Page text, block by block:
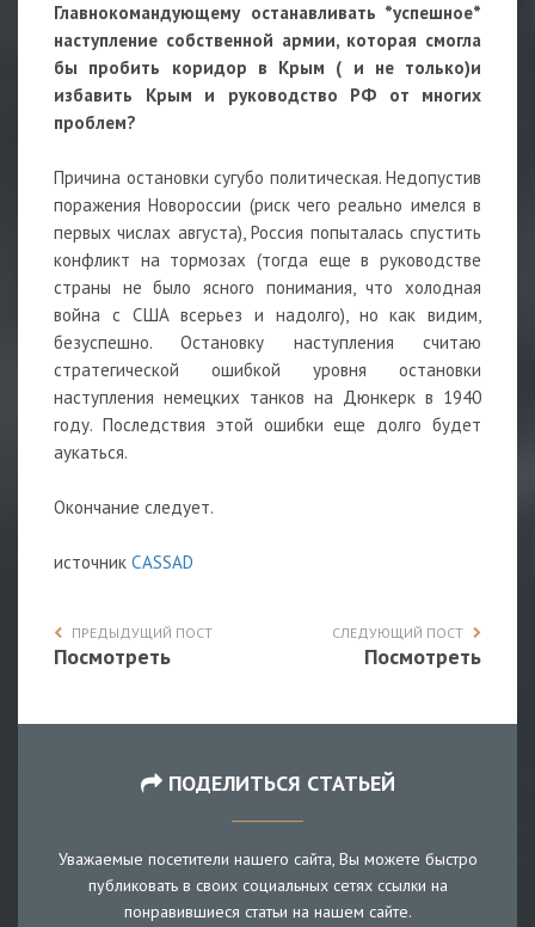
Главнокомандующему останавливать *успешное*
наступление собственной армии, которая смогла
бы пробить коридор в Крым ( и не только)и
избавить Крым и руководство РФ от многих
проблем?
Причина остановки сугубо политическая. Недопустив
поражения Новороссии (риск чего реально имелся в
первых числах августа), Россия попыталась спустить
конфликт на тормозах (тогда еще в руководстве
страны не было ясного понимания, что холодная
война с США всерьез и надолго), но как видим,
безуспешно. Остановку наступления считаю
стратегической ошибкой уровня остановки
наступления немецких танков на Дюнкерк в 1940
году. Последствия этой ошибки еще долго будет
аукаться.
Окончание следует.
источник CASSAD
ПРЕДЫДУЩИЙ ПОСТ
Посмотреть
СЛЕДУЮЩИЙ ПОСТ
Посмотреть
ПОДЕЛИТЬСЯ СТАТЬЕЙ
Уважаемые посетители нашего сайта, Вы можете быстро
публиковать в своих социальных сетях ссылки на
понравившиеся статьи на нашем сайте.